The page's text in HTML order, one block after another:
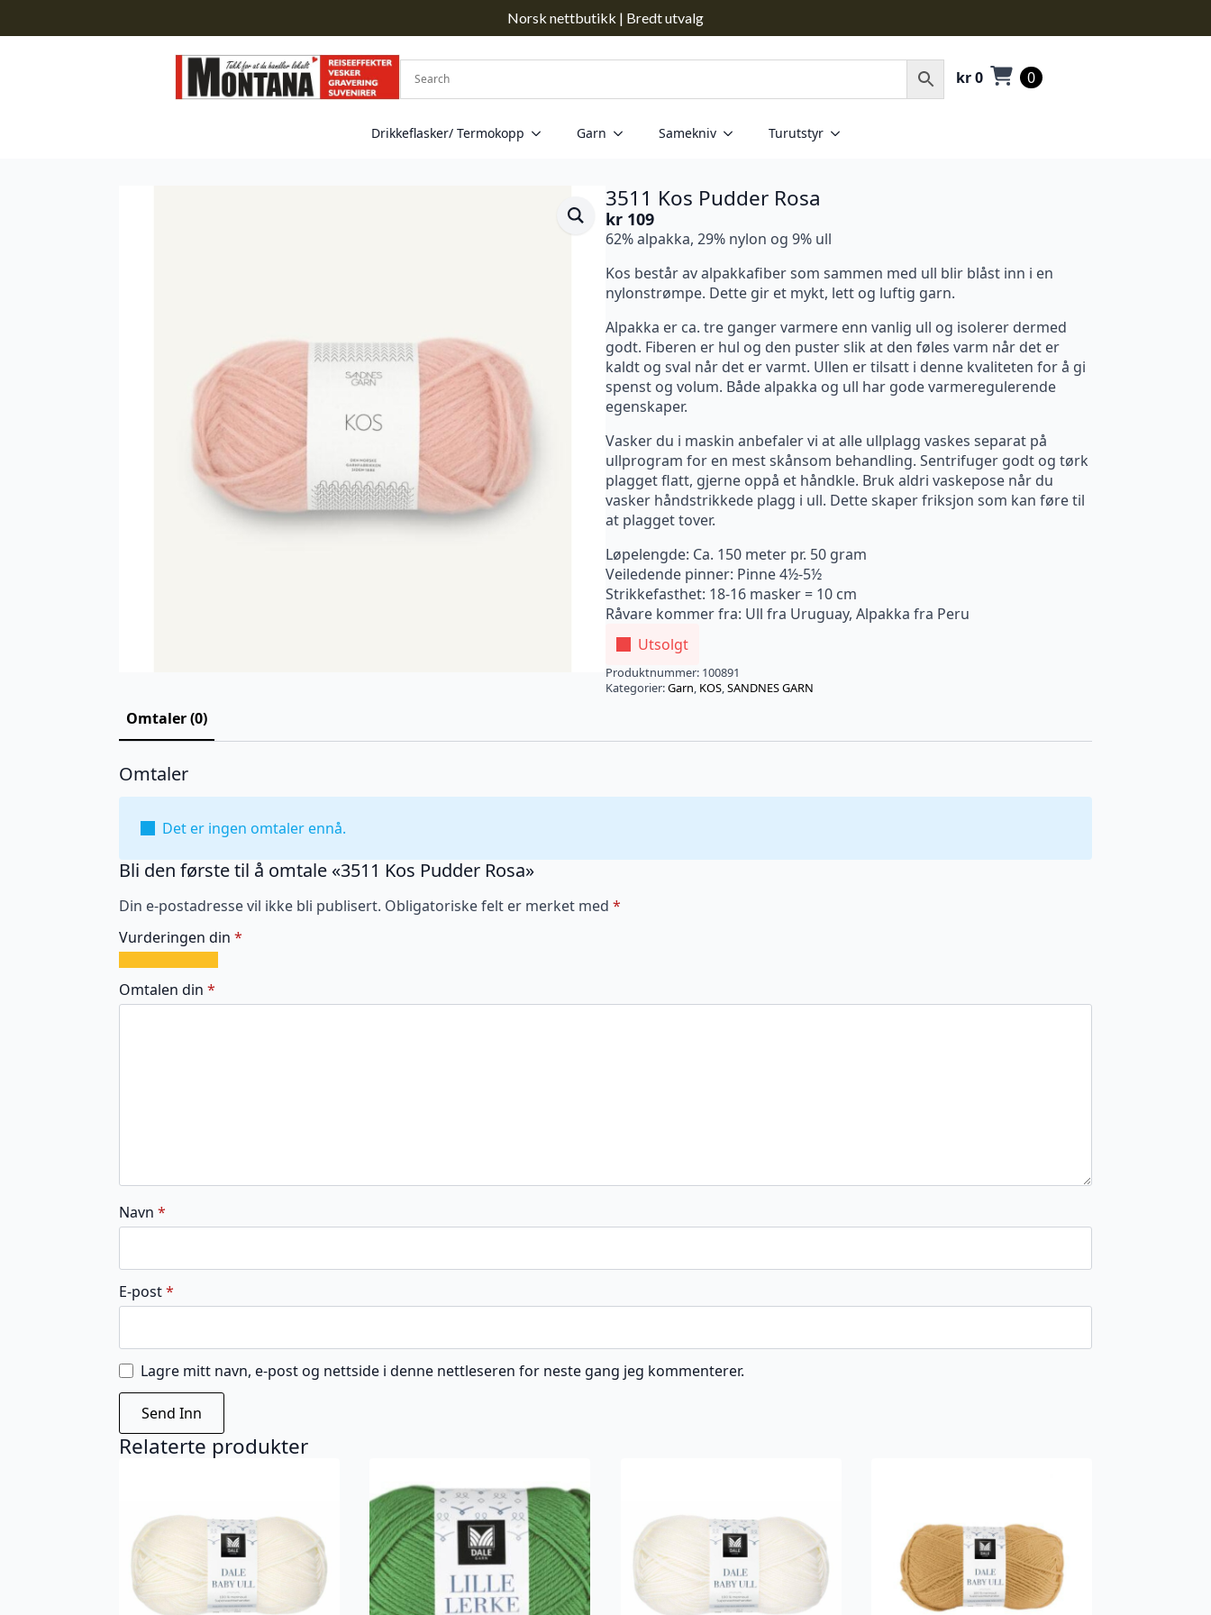
Norsk nettbutikk | Bredt utvalg
kr0 0
Drikkeflasker/ Termokopp Garn Samekniv Turutstyr
3511 Kos Pudder Rosa
kr 109
62% alpakka, 29% nylon og 9% ull
Kos består av alpakkafiber som sammen med ull blir blåst inn i en
nylonstrømpe. Dette gir et mykt, lett og luftig garn.
Alpakka er ca. tre ganger varmere enn vanlig ull og isolerer dermed
godt. Fiberen er hul og den puster slik at den føles varm når det er
kaldt og sval når det er varmt. Ullen er tilsatt i denne kvaliteten for å gi
spenst og volum. Både alpakka og ull har gode varmeregulerende
egenskaper.
Vasker du i maskin anbefaler vi at alle ullplagg vaskes separat på
ullprogram for en mest skånsom behandling. Sentrifuger godt og tørk
plagget flatt, gjerne oppå et håndkle. Bruk aldri vaskepose når du
vasker håndstrikkede plagg i ull. Dette skaper friksjon som kan føre til
at plagget tover.
Løpelengde: Ca. 150 meter pr. 50 gram
Veiledende pinner: Pinne 4½-5½
Strikkefasthet: 18-16 masker = 10 cm
Råvare kommer fra: Ull fra Uruguay, Alpakka fra Peru
Utsolgt
Produktnummer: 100891
Kategorier:Garn, KOS,SANDNES GARN
Omtaler (0)
Omtaler
Det er ingen omtaler ennå.
Bli den første til å omtale «3511 Kos Pudder Rosa»
Din e-postadresse vil ikke bli publisert. Obligatoriske felt er merket med *
Vurderingen din *
av
5
av
5
av
5
av
5
av
5
Omtalen din *
Navn *
E-post*
Lagre mitt navn, e-post og nettside i denne nettleseren for neste gang jeg kommenterer.
Relaterte produkter